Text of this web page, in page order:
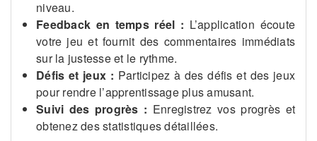
niveau.
Feedback en temps réel : L’application écoute
votre jeu et fournit des commentaires immédiats
sur la justesse et le rythme.
Défis et jeux : Participez à des défis et des jeux
pour rendre l’apprentissage plus amusant.
Suivi des progrès : Enregistrez vos progrès et
obtenez des statistiques détaillées.